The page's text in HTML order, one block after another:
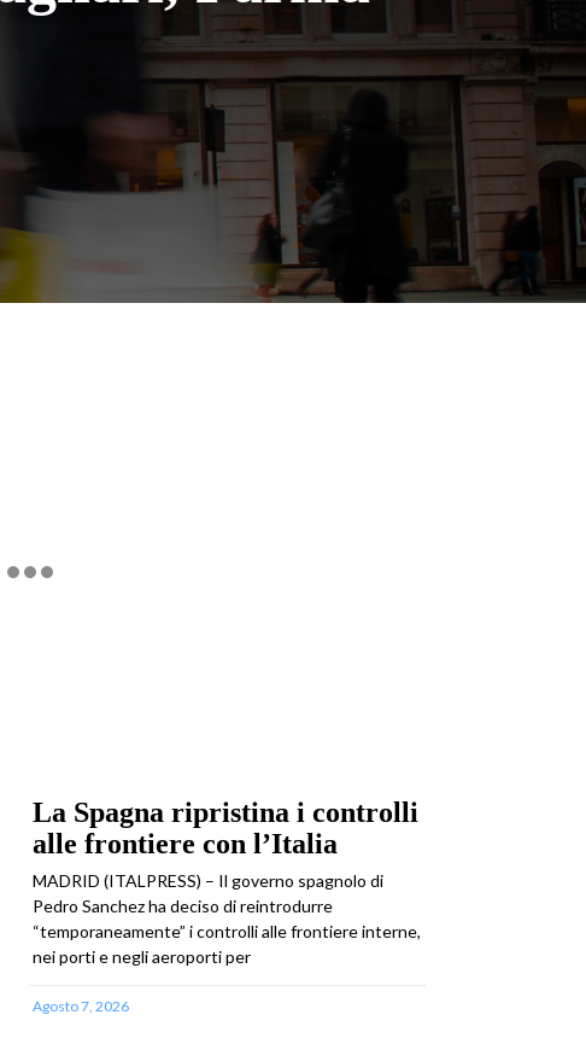
La Spagna ripristina i controlli
alle frontiere con l’Italia
MADRID (ITALPRESS) – Il governo spagnolo di
Pedro Sanchez ha deciso di reintrodurre
“temporaneamente” i controlli alle frontiere interne,
nei porti e negli aeroporti per
Agosto 7, 2026